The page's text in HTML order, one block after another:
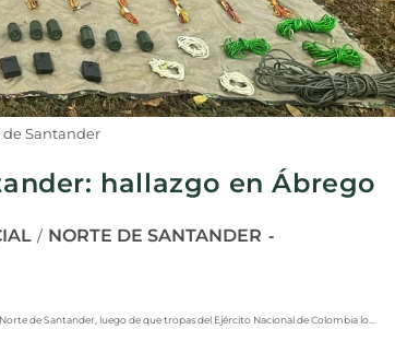
de Santander
hallazgo en Ábrego
/ NORTE DE SANTANDER
de Santander, luego de que tropas del Ejército Nacional de Colombia lo…